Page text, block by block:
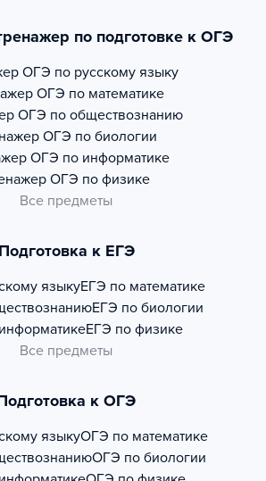
по подготовке к ОГЭ
ОГЭ по русскому языку
ОГЭ по математике
ОГЭ по обществознанию
ОГЭ по биологии
ОГЭ по информатике
ОГЭ по физике
Все предметы
Подготовка к ЕГЭ
языкуЕГЭ по математике
ЕГЭ по биологии
ЕГЭ по физике
Все предметы
к ОГЭ
языкуОГЭ по математике
ОГЭ по биологии